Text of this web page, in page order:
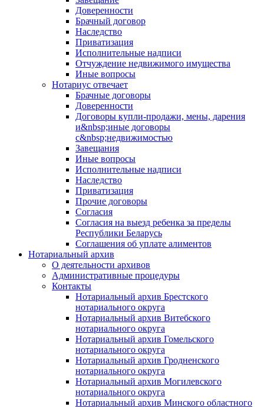
Доверенности
Брачный договор
Наследство
Приватизация
Исполнительные надписи
Отчуждение недвижимого имущества
Иные вопросы
Нотариус отвечает
Брачные договоры
Доверенности
Договоры купли-продажи, мены, дарения
и&nbsp;иные договоры
с&nbsp;недвижимостью
Завещания
Иные вопросы
Исполнительные надписи
Наследство
Приватизация
Прочие договоры
Согласия
Согласия на выезд ребенка за пределы
Республики Беларусь
Соглашения об уплате алиментов
Нотариальный архив
О деятельности архивов
Административные процедуры
Контакты
Нотариальный архив Брестского
нотариального округа
Нотариальный архив Витебского
нотариального округа
Нотариальный архив Гомельского
нотариального округа
Нотариальный архив Гродненского
нотариального округа
Нотариальный архив Могилевского
нотариального округа
Нотариальный архив Минского областного